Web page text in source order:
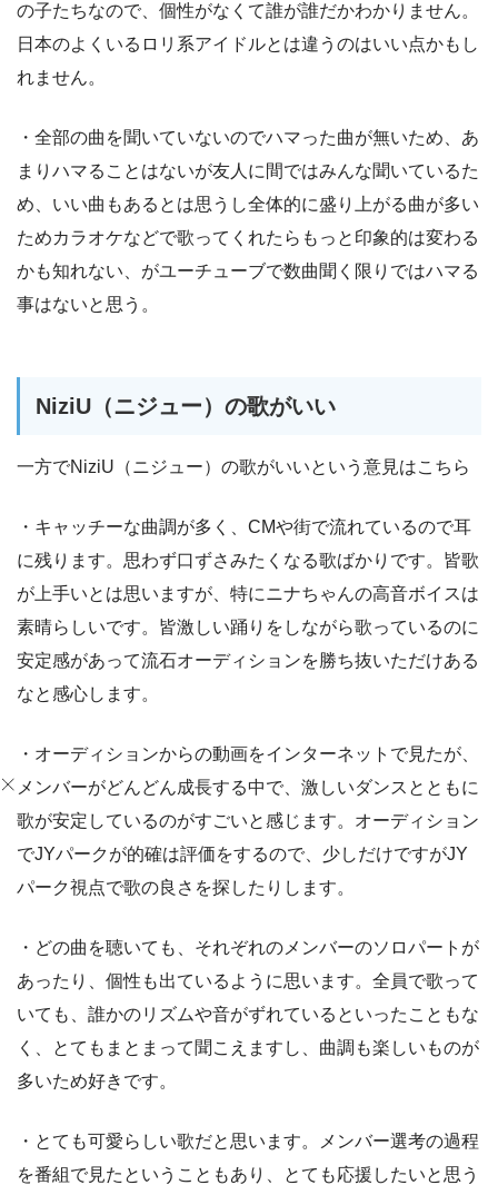
の子たちなので、個性がなくて誰が誰だかわかりません。
日本のよくいるロリ系アイドルとは違うのはいい点かもし
れません。
・全部の曲を聞いていないのでハマった曲が無いため、あ
まりハマることはないが友人に間ではみんな聞いているた
め、いい曲もあるとは思うし全体的に盛り上がる曲が多い
ためカラオケなどで歌ってくれたらもっと印象的は変わる
かも知れない、がユーチューブで数曲聞く限りではハマる
事はないと思う。
NiziU（ニジュー）の歌がいい
一方でNiziU（ニジュー）の歌がいいという意見はこちら
・キャッチーな曲調が多く、CMや街で流れているので耳
に残ります。思わず口ずさみたくなる歌ばかりです。皆歌
が上手いとは思いますが、特にニナちゃんの高音ボイスは
素晴らしいです。皆激しい踊りをしながら歌っているのに
安定感があって流石オーディションを勝ち抜いただけある
なと感心します。
・オーディションからの動画をインターネットで見たが、
メンバーがどんどん成長する中で、激しいダンスとともに
歌が安定しているのがすごいと感じます。オーディション
でJYパークが的確は評価をするので、少しだけですがJY
パーク視点で歌の良さを探したりします。
・どの曲を聴いても、それぞれのメンバーのソロパートが
あったり、個性も出ているように思います。全員で歌って
いても、誰かのリズムや音がずれているといったこともな
く、とてもまとまって聞こえますし、曲調も楽しいものが
多いため好きです。
・とても可愛らしい歌だと思います。メンバー選考の過程
を番組で見たということもあり、とても応援したいと思う